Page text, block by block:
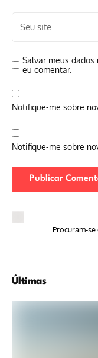
Salvar meus
eu comentar.
Notifique-me sobre
Notifique-me sobre
Procuram-
Últimas